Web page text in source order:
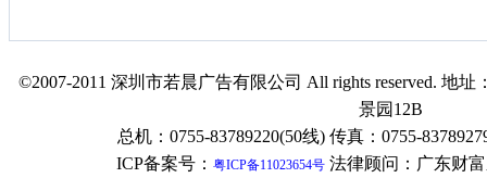
©2007-2011 深圳市若晨广告有限公司 All rights reserved. 地
景园12B
总机：0755-83789220(50线) 传真：0755-
ICP备案号： 粤ICP备11023654号 法律顾问：广东财